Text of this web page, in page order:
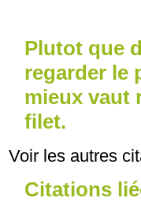
Plutot que
regarder le
mieux vaut
filet.
Voir les autres
Citations